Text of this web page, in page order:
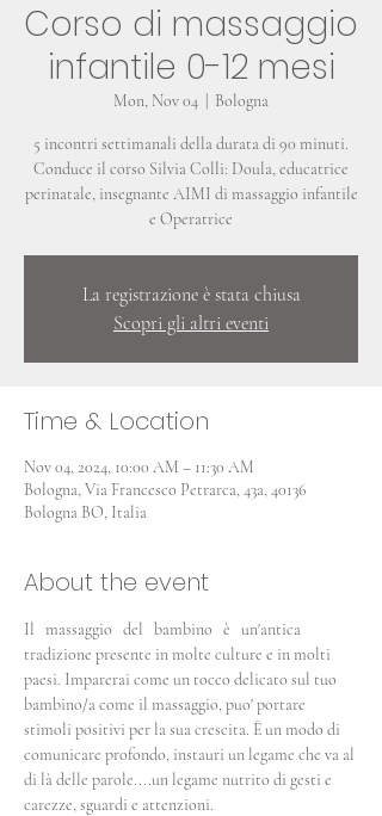
Corso di massaggio
infantile 0-12 mesi
Mon, Nov 04 Bologna
5 incontri settimanali della durata di 90 minuti.
Conduce il corso Silvia Colli: Doula, educatrice
perinatale, insegnante AIMI di massaggio infantile
e Operatrice
La registrazione è stata chiusa
Scopri gli altri eventi
Time & Location
Nov 04, 2024, 10:00 AM – 11:30 AM
Bologna, Via Francesco Petrarca, 43a, 40136
Bologna BO, Italia
About the event
Il   massaggio   del   bambino   è   un'antica
tradizione presente in molte culture e in molti
paesi. Imparerai come un tocco delicato sul tuo
bambino/a come il massaggio, puo' portare
stimoli positivi per la sua crescita. È un modo di
comunicare profondo, instauri un legame che va al
di là delle parole....un legame nutrito di gesti e
carezze, sguardi e attenzioni.